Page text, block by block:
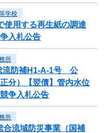
学校
使用する再生紙の調達
入札公告
所
流防補H1-A-1号 公
分）【翌債】管内水位
争入札公告
所
流域防災事業（国補